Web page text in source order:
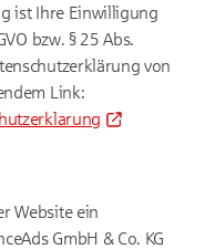
ist Ihre Einwilligung
bzw. § 25 Abs.
von
Link:
Website ein
GmbH & Co. KG